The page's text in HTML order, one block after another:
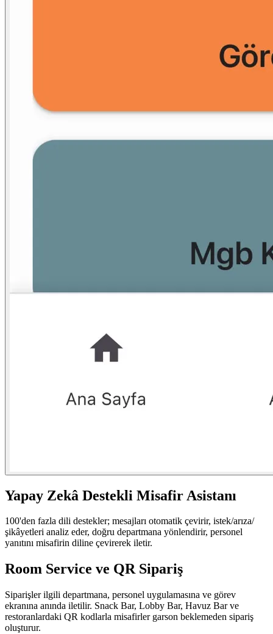
Yapay Zekâ Destekli Misafir Asistanı
100'den fazla dili destekler; mesajları otomatik çevirir, istek/arıza/
şikâyetleri analiz eder, doğru departmana yönlendirir, personel
yanıtını misafirin diline çevirerek iletir.
Room Service ve QR Sipariş
Siparişler ilgili departmana, personel uygulamasına ve görev
ekranına anında iletilir. Snack Bar, Lobby Bar, Havuz Bar ve
restoranlardaki QR kodlarla misafirler garson beklemeden sipariş
oluşturur.